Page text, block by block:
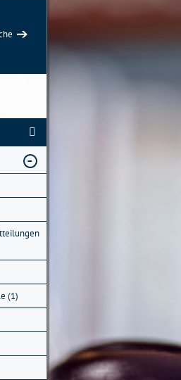
(1)